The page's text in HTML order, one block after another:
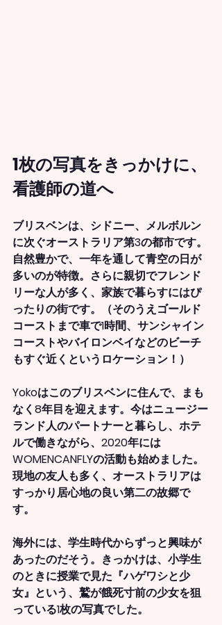
1枚の写真をきっかけに、
看護師の道へ
ブリスベンは、シドニー、メルボルン
に次ぐオーストラリア第3の都市です。
自然豊かで、一年を通して青空の日が
多いのが特徴。さらに親切でフレンド
リーな人が多く、家族で暮らすにはぴ
ったりの街です。（そのうえゴールド
コーストまで車で1時間、サンシャイン
コーストやバイロンベイなどのビーチ
もすぐ近くというロケーション！）
Yokoはこのブリスベンに住んで、まも
なく8年目を迎えます。今はニュージー
ランド人のパートナーと暮らし、ホテ
ルで働きながら、2020年には
WOMENCANFLYの活動も始めました。
現地の友人も多く、オーストラリアは
すっかり居心地の良い第二の故郷で
す。
海外には、学生時代からずっと興味が
あったのだそう。きっかけは、小学生
のときに授業で見た『ハゲワシと少
女』という、鷲が餓死寸前の少女を狙
っている1枚の写真でした。